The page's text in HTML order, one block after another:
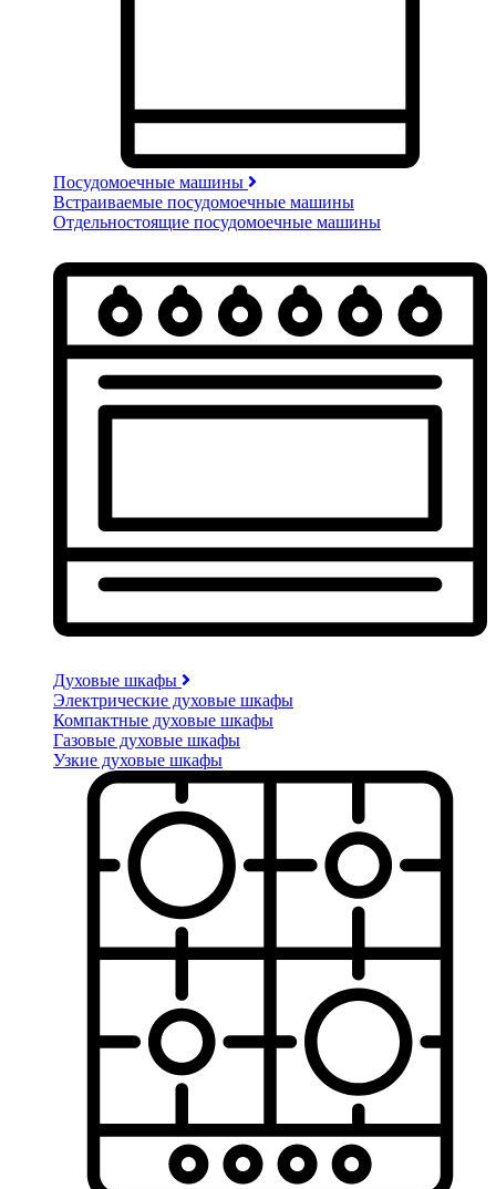
Посудомоечные машины
Встраиваемые посудомоечные машины
Отдельностоящие посудомоечные машины
Духовые шкафы
Электрические духовые шкафы
Компактные духовые шкафы
Газовые духовые шкафы
Узкие духовые шкафы